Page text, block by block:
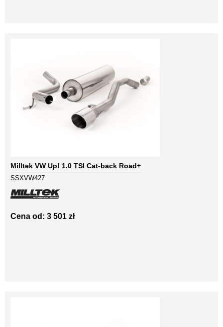
Milltek VW Up! 1.0 TSI Cat-back Road+
SSXVW427
Cena od: 3 501 zł